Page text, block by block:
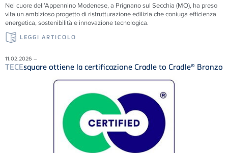
Nel cuore dell’Appennino Modenese, a Prignano sul Secchia (MO), ha preso
vita un ambizioso progetto di ristrutturazione edilizia che coniuga efficienza
energetica, sostenibilità e innovazione tecnologica.
LEGGI ARTICOLO
11.02.2026 –
TECEsquare ottiene la certificazione Cradle to Cradle® Bronzo